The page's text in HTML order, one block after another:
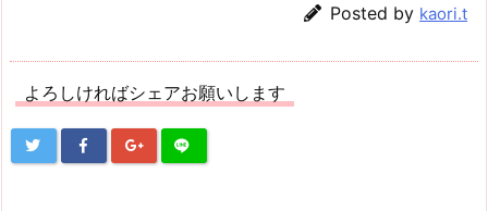
Posted by kaori.t
よろしければシェアお願いします